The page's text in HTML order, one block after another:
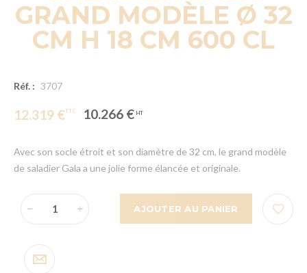
GRAND MODÈLE Ø 32
CM H 18 CM 600 CL
Réf. : 3707
12.319 € 10.266 €
Avec son socle étroit et son diamètre de 32 cm, le grand modèle
de saladier Gala a une jolie forme élancée et originale.
AJOUTER AU PANIER